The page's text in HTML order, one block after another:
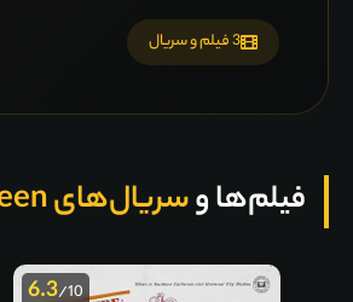
3 فیلم و سریال
فیلم‌ها وسریال‌های Nigel Green
6.3/10